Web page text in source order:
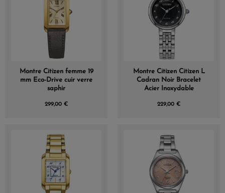
Montre Citizen femme 19
mm Eco-Drive cuir verre
saphir
299,00 €
Montre Citizen Citizen L
Cadran Noir Bracelet
Acier Inoxydable
229,00 €